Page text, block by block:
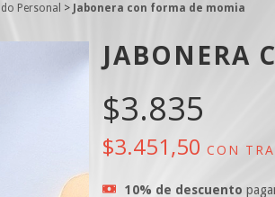
Personal > Jabonera con forma de momia
JABONERA
$3.835
$3.451,50 CON
10% de descuento